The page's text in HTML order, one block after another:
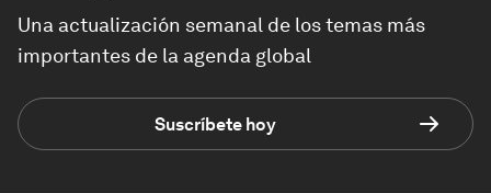
Una actualización semanal de los temas más
importantes de la agenda global
Suscríbete hoy